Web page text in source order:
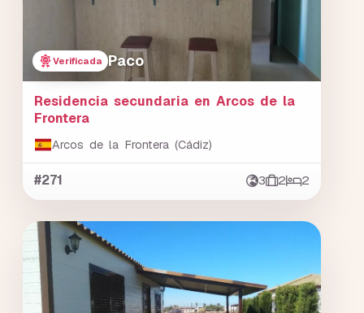
Verificada Paco
Residencia secundaria en Arcos de la
Frontera
Arcos de la Frontera (Cádiz)
#271 3 2 2